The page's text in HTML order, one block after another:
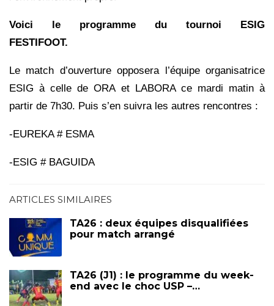
Voici le programme du tournoi ESIG
FESTIFOOT.
Le match d’ouverture opposera l’équipe organisatrice
ESIG à celle de ORA et LABORA ce mardi matin à
partir de 7h30. Puis s’en suivra les autres rencontres :
-EUREKA # ESMA
-ESIG # BAGUIDA
ARTICLES SIMILAIRES
TA26 : deux équipes disqualifiées
pour match arrangé
TA26 (J1) : le programme du week-
end avec le choc USP –…